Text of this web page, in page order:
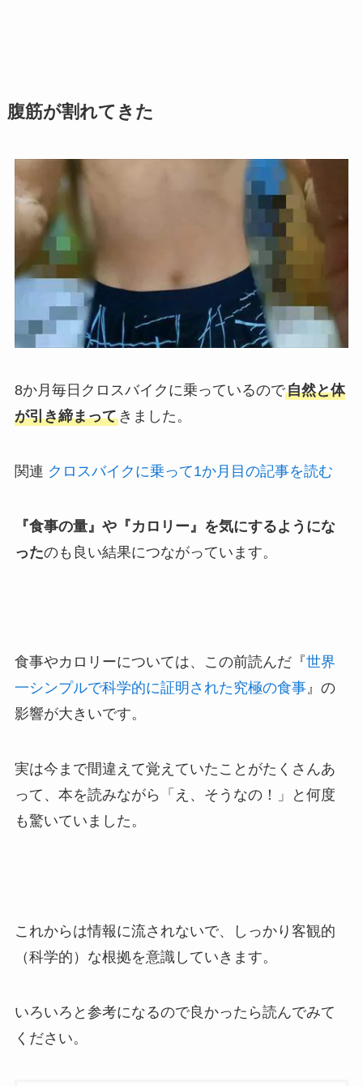
腹筋が割れてきた
8か月毎日クロスバイクに乗っているので自然と体
が引き締まってきました 。
関連 クロスバイクに乗って1か月目の記事を読む
『食事の量』や『カロリー』を気にするようにな
ったのも良い結果につながっています。
食事やカロリーについては、この前読んだ『世界
一シンプルで科学的に証明された究極の食事』の
影響が大きいです。
実は今まで間違えて覚えていたことがたくさんあ
って、本を読みながら「え、そうなの！」と何度
も驚いていました。
これからは情報に流されないで、
しっかり客観的
（科学的）な根拠を意識していきます。
いろいろと参考になるので良かったら読んでみて
ください。